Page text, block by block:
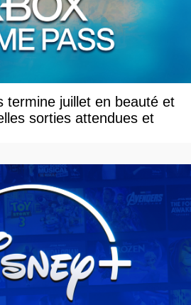
termine juillet en beauté et
sorties attendues et